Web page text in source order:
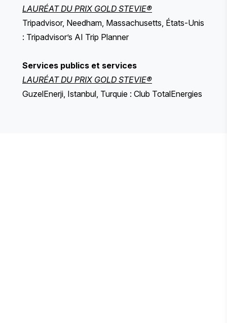
LAURÉAT DU PRIX GOLD STEVIE®
Tripadvisor, Needham, Massachusetts, États-Unis
: Tripadvisor’s AI Trip Planner
Services publics et services
LAURÉAT DU PRIX GOLD STEVIE®
GuzelEnerji, Istanbul, Turquie : Club TotalEnergies